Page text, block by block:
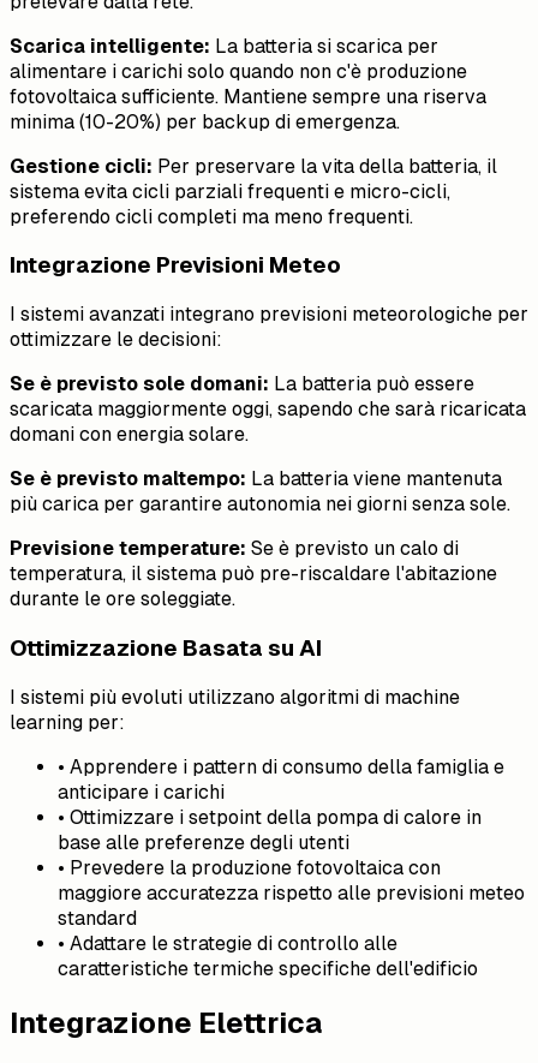
Scarica intelligente: La batteria si scarica per
alimentare i carichi solo quando non c'è produzione
fotovoltaica sufficiente. Mantiene sempre una riserva
minima (10-20%) per backup di emergenza.
Gestione cicli: Per preservare la vita della batteria, il
sistema evita cicli parziali frequenti e micro-cicli,
preferendo cicli completi ma meno frequenti.
Integrazione Previsioni Meteo
I sistemi avanzati integrano previsioni meteorologiche per
ottimizzare le decisioni:
Se è previsto sole domani: La batteria può essere
scaricata maggiormente oggi, sapendo che sarà ricaricata
domani con energia solare.
Se è previsto maltempo: La batteria viene mantenuta
più carica per garantire autonomia nei giorni senza sole.
Previsione temperature: Se è previsto un calo di
temperatura, il sistema può pre-riscaldare l'abitazione
durante le ore soleggiate.
Ottimizzazione Basata su AI
I sistemi più evoluti utilizzano algoritmi di machine
learning per:
• Apprendere i pattern di consumo della famiglia e
anticipare i carichi
• Ottimizzare i setpoint della pompa di calore in
base alle preferenze degli utenti
• Prevedere la produzione fotovoltaica con
maggiore accuratezza rispetto alle previsioni meteo
standard
• Adattare le strategie di controllo alle
caratteristiche termiche specifiche dell'edificio
Integrazione Elettrica